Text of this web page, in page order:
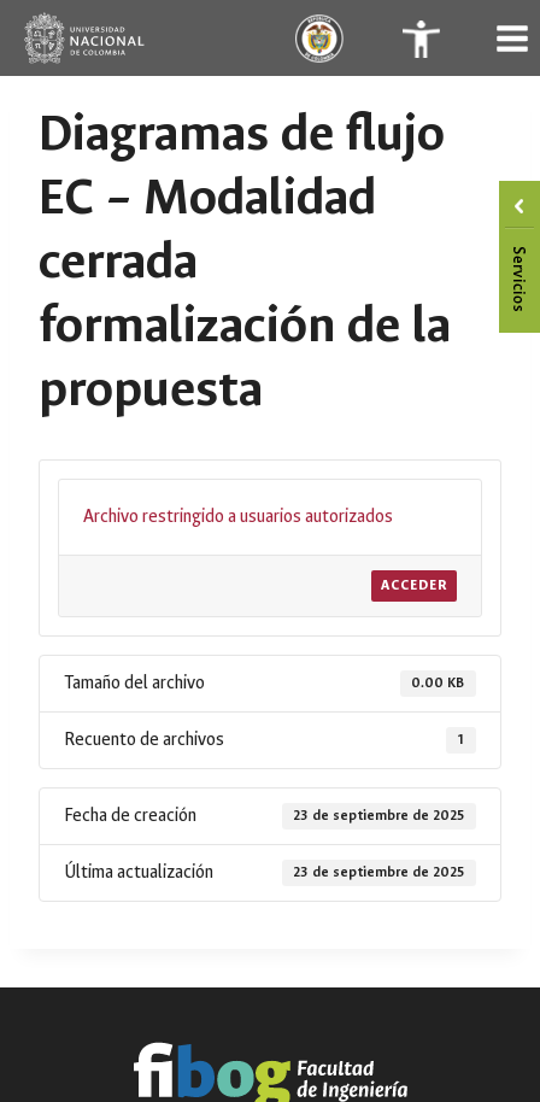
Saltar
contenido
. .
Diagramas de flujo
EC – Modalidad
cerrada
formalización de la
propuesta
Archivo restringido a usuarios autorizados
ACCEDER
Tamaño del archivo 0.00 KB
Recuento de archivos 1
Fecha de creación 23 de septiembre de 2025
Última actualización 23 de septiembre de 2025